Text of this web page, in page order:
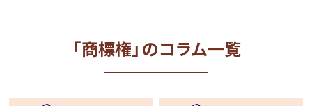
「商標権」のコラム一覧